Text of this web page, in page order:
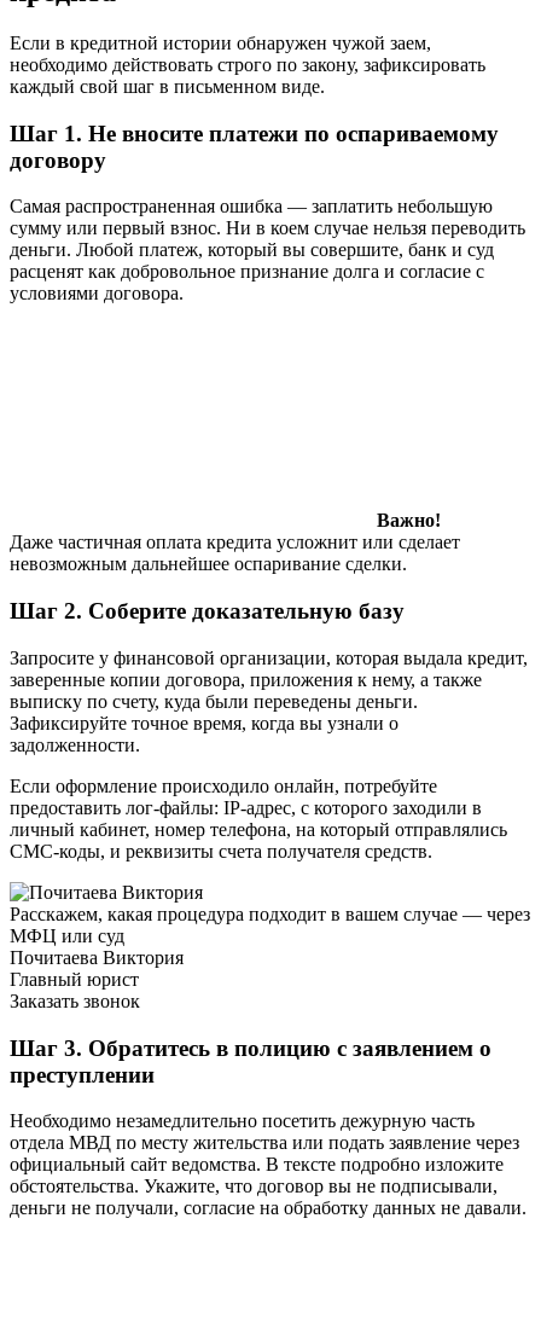
Если в кредитной истории обнаружен чужой заем,
необходимо действовать строго по закону, зафиксировать
каждый свой шаг в письменном виде.
Шаг 1. Не вносите платежи по оспариваемому
договору
Самая распространенная ошибка — заплатить небольшую
сумму или первый взнос. Ни в коем случае нельзя переводить
деньги. Любой платеж, который вы совершите, банк и суд
расценят как добровольное признание долга и согласие с
условиями договора.
Важно!
Даже частичная оплата кредита усложнит или сделает
невозможным дальнейшее оспаривание сделки.
Шаг 2. Соберите доказательную базу
Запросите у финансовой организации, которая выдала кредит,
заверенные копии договора, приложения к нему, а также
выписку по счету, куда были переведены деньги.
Зафиксируйте точное время, когда вы узнали о
задолженности.
Если оформление происходило онлайн, потребуйте
предоставить лог-файлы: IP-адрес, с которого заходили в
личный кабинет, номер телефона, на который отправлялись
СМС-коды, и реквизиты счета получателя средств.
Расскажем, какая процедура подходит в вашем случае — через
МФЦ или суд
Почитаева Виктория
Главный юрист
Заказать звонок
Шаг 3. Обратитесь в полицию с заявлением о
преступлении
Необходимо незамедлительно посетить дежурную часть
отдела МВД по месту жительства или подать заявление через
официальный сайт ведомства. В тексте подробно изложите
обстоятельства. Укажите, что договор вы не подписывали,
деньги не получали, согласие на обработку данных не давали.